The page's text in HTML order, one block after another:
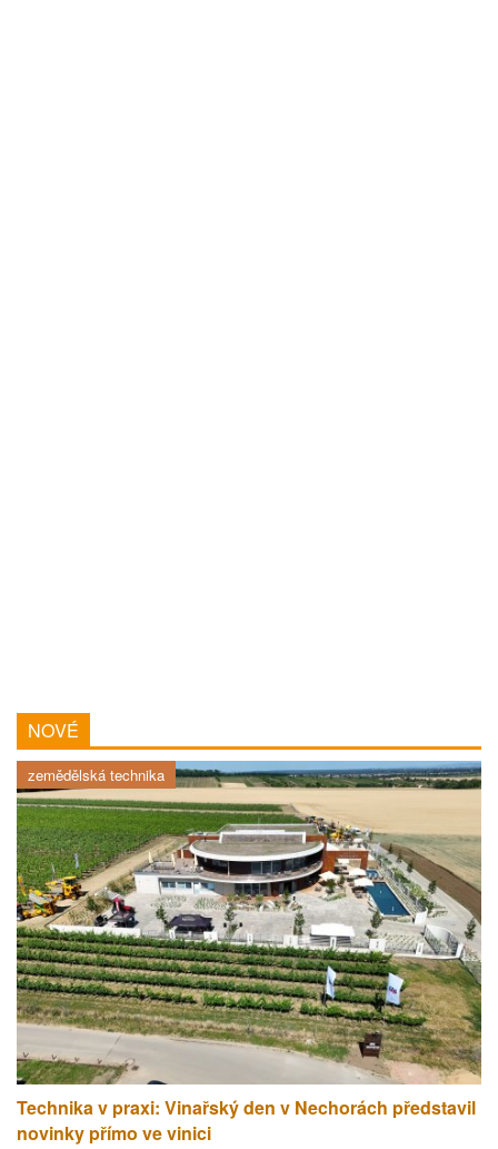
NOVÉ
zemědělská technika
Technika v praxi: Vinařský den v Nechorách představil
novinky přímo ve vinici